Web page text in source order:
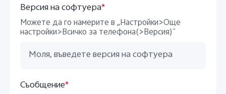
Версия на софтуера*
Можете да го намерите в „Настройки>Още
настройки>Всичко за телефона(>Версия)“
Съобщение*